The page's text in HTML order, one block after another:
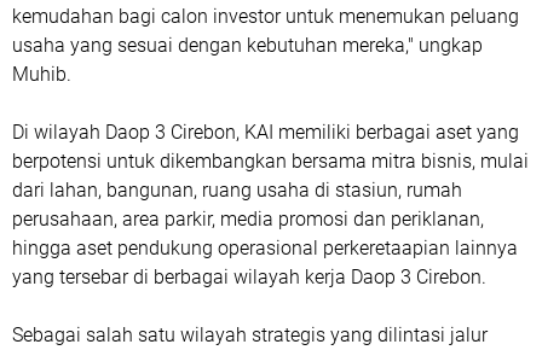
kemudahan bagi calon investor untuk menemukan peluang
usaha yang sesuai dengan kebutuhan mereka," ungkap
Muhib.
Di wilayah Daop 3 Cirebon, KAI memiliki berbagai aset yang
berpotensi untuk dikembangkan bersama mitra bisnis, mulai
dari lahan, bangunan, ruang usaha di stasiun, rumah
perusahaan, area parkir, media promosi dan periklanan,
hingga aset pendukung operasional perkeretaapian lainnya
yang tersebar di berbagai wilayah kerja Daop 3 Cirebon.
Sebagai salah satu wilayah strategis yang dilintasi jalur